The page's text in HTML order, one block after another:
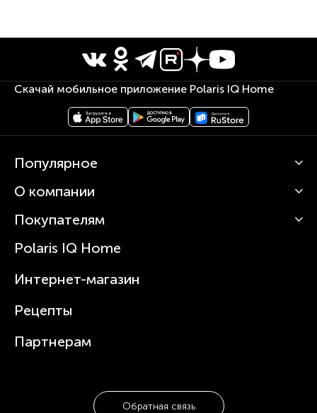
Скачай мобильное приложение Polaris IQ Home
Популярное
Кофемашины
Вертикальные пылесосы
Зубные щетки и ирригаторы
Увлажнители
Посуда
О компании
О Polaris
Статьи
Покупателям
Сервисные центры
Где купить
Polaris IQ Home
Интернет-магазин
Рецепты
Партнерам
Обратная связь